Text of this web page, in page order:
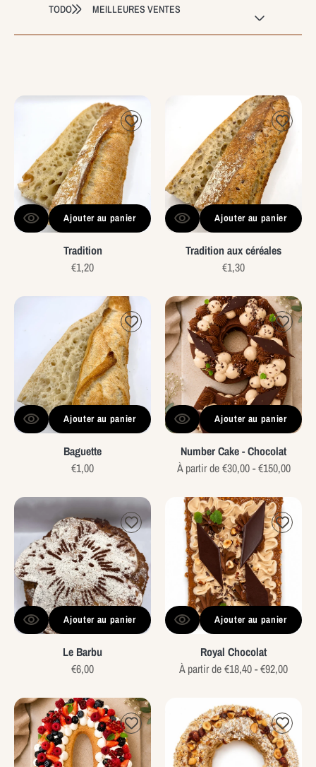
O
N
:
TODO
Tradition
Ajouter au panier
Tradition
Prix
€1,20
Ajouter au panier
Tradition aux céréales
Prix
€1,30
Baguette
Ajouter au panier
Baguette
Prix
€1,00
Number
Cake
-
Chocolat
Ajouter au panier
Number Cake - Chocolat
Prix
À partir de €30,00 - €150,00
Le
Barbu
Ajouter au panier
Le Barbu
Prix
€6,00
Royal
Chocolat
Ajouter au panier
Royal Chocolat
Prix
À partir de €18,40 - €92,00
Number
Cake
-
Fruits